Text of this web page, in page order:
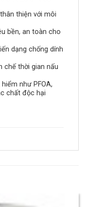
thiện với môi
bền, an toàn cho
dạng chống dính
chế thời gian nấu
như PFOA,
chất độc hại